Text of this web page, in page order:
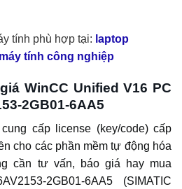
tính phù hợp tại: laptop
máy tính công nghiệp
WinCC Unified V16 PC
2GB01-6AA5
cấp license (key/code) cấp
cho các phần mềm tự động hóa
cần tư vấn, báo giá hay mua
2GB01-6AA5 (SIMATIC